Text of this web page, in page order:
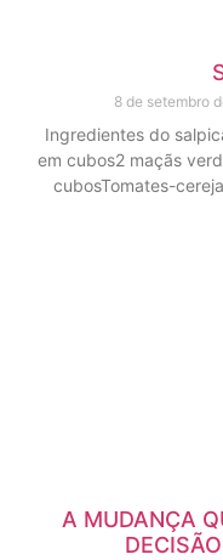
8 de setembro
Ingredientes do
em cubos2 maçãs
cubosTomates-
A MUDANÇA